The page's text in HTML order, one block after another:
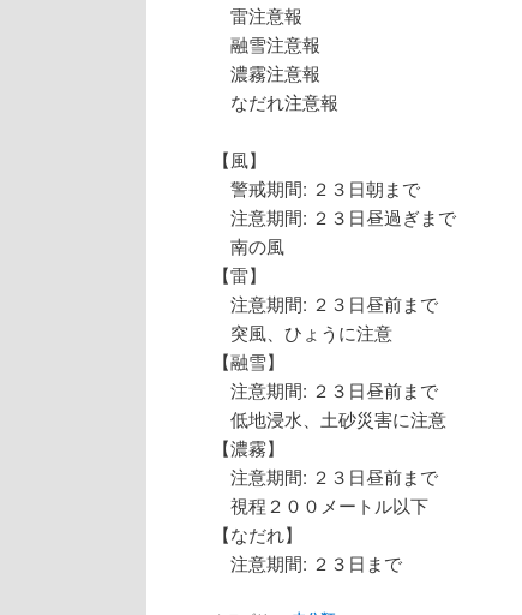
雷注意報
融雪注意報
濃霧注意報
なだれ注意報
【風】
警戒期間: ２３日朝まで
注意期間: ２３日昼過ぎまで
南の風
【雷】
注意期間: ２３日昼前まで
突風、ひょうに注意
【融雪】
注意期間: ２３日昼前まで
低地浸水、土砂災害に注意
【濃霧】
注意期間: ２３日昼前まで
視程２００メートル以下
【なだれ】
注意期間: ２３日まで